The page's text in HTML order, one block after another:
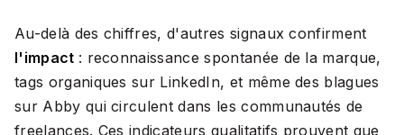
Au-delà des chiffres, d'autres signaux confirment
l'impact : reconnaissance spontanée de la marque,
tags organiques sur LinkedIn, et même des blagues
sur Abby qui circulent dans les communautés de
freelances. Ces indicateurs qualitatifs prouvent que